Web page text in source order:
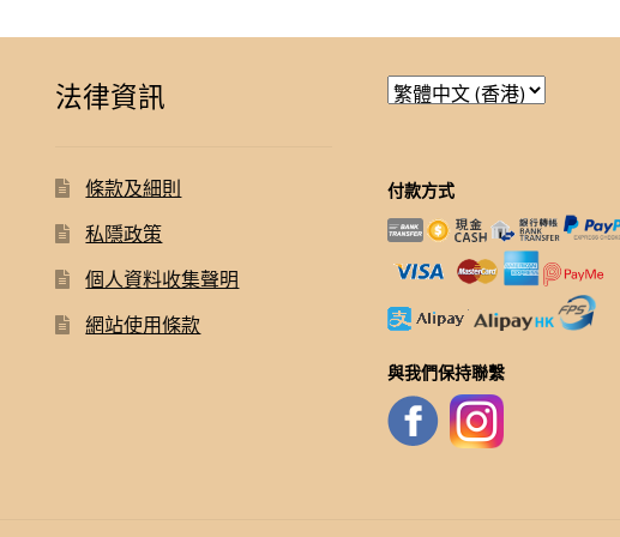
法律資訊
條款及細則
私隱政策
個人資料收集聲明
網站使用條款
付款方式
與我們保持聯繫